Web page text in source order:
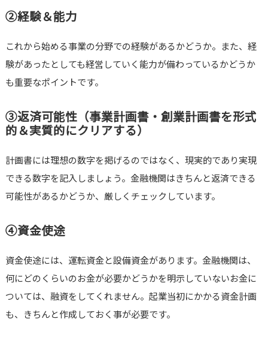
②経験＆能力
これから始める事業の分野での経験があるかどうか。また、経
験があったとしても経営していく能力が備わっているかどうか
も重要なポイントです。
③返済可能性（事業計画書・創業計画書を形式
的＆実質的にクリアする）
計画書には理想の数字を掲げるのではなく、現実的であり実現
できる数字を記入しましょう。金融機関はきちんと返済できる
可能性があるかどうか、厳しくチェックしています。
④資金使途
資金使途には、運転資金と設備資金があります。金融機関は、
何にどのくらいのお金が必要かどうかを明示していないお金に
ついては、融資をしてくれません。起業当初にかかる資金計画
も、きちんと作成しておく事が必要です。